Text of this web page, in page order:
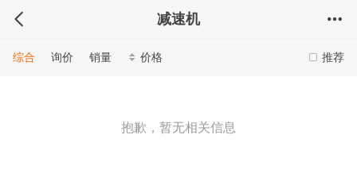
减速机
推荐
综合 询价 销量 价格
抱歉，暂无相关信息